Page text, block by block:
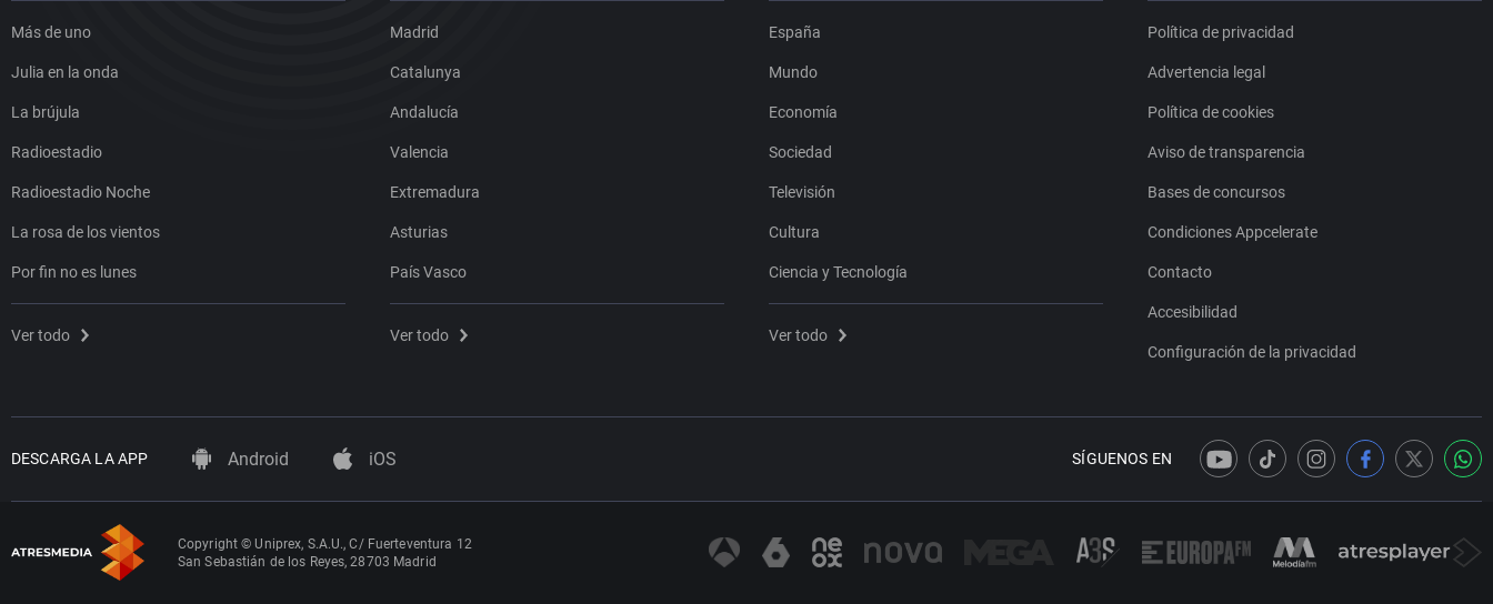
Más de uno
Julia en la onda
La brújula
Radioestadio
Radioestadio Noche
La rosa de los vientos
Por fin no es lunes
Ver todo
Madrid
Catalunya
Andalucía
Valencia
Extremadura
Asturias
País Vasco
Ver todo
España
Mundo
Economía
Sociedad
Televisión
Cultura
Ciencia y Tecnología
Ver todo
Política de privacidad
Advertencia legal
Política de cookies
Aviso de transparencia
Bases de concursos
Condiciones Appcelerate
Contacto
Accesibilidad
Configuración de la privacidad
DESCARGA LA APP Android iOS SÍGUENOS EN
Copyright © Uniprex, S.A.U., C/ Fuerteventura 12
San Sebastián de los Reyes, 28703 Madrid